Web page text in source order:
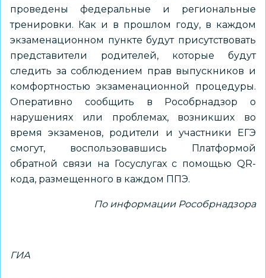
проведены федеральные и региональные
тренировки. Как и в прошлом году, в каждом
экзаменационном пункте будут присутствовать
представители родителей, которые будут
следить за соблюдением прав выпускников и
комфортностью экзаменационной процедуры.
Оперативно сообщить в Рособрнадзор о
нарушениях или проблемах, возникших во
время экзаменов, родители и участники ЕГЭ
смогут, воспользовавшись Платформой
обратной связи на Госуслугах с помощью QR-
кода, размещенного в каждом ППЭ.
По информации Рособрнадзора
ГИА